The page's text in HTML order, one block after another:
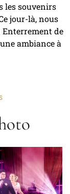
les souvenirs
jour-là, nous
Enterrement de
ambiance à